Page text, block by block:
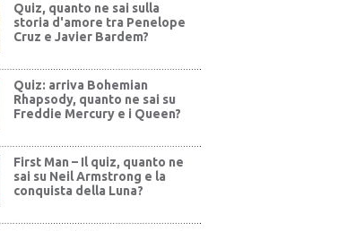
Quiz, quanto ne sai sulla
storia d'amore tra Penelope
Cruz e Javier Bardem?
Quiz: arriva Bohemian
Rhapsody, quanto ne sai su
Freddie Mercury e i Queen?
First Man – Il quiz, quanto ne
sai su Neil Armstrong e la
conquista della Luna?